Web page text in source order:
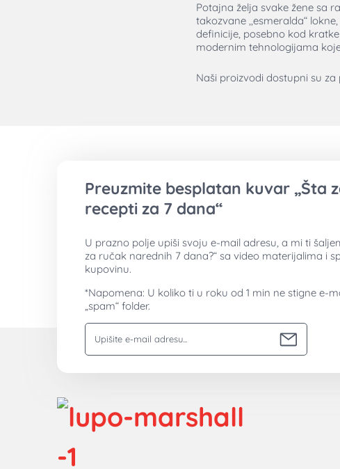
Potajna želja svake žene sa
takozvane ,,esmeralda“
definicije, posebno kod
modernim tehnologijama
Naši proizvodi dostupni su
Preuzmite besplatan kuvar „Šta
recepti za 7 dana“
U prazno polje upiši svoju e-mail adresu, a mi ti
za ručak narednih 7 dana?“ sa video materijalima i
kupovinu.
*Napomena: U koliko ti u roku od 1 min ne stigne e-
„spam“ folder.